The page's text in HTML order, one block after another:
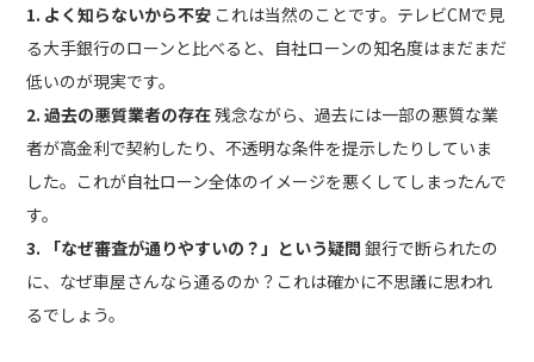
1. よく知らないから不安 これは当然のことです。テレビCMで見
る大手銀行のローンと比べると、自社ローンの知名度はまだまだ
低いのが現実です。
2. 過去の悪質業者の存在残念ながら、過去には一部の悪質な業
者が高金利で契約したり、不透明な条件を提示したりしていま
した。これが自社ローン全体のイメージを悪くしてしまったんで
す。
3. 「なぜ審査が通りやすいの？」という疑問 銀行で断られたの
に、なぜ車屋さんなら通るのか？これは確かに不思議に思われ
るでしょう。